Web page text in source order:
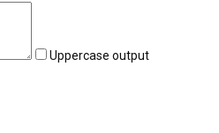
Uppercase output